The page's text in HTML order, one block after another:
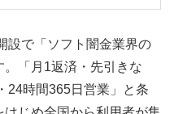
設で「ソフト闇金業界の
「月1返済・先引きな
24時間365日営業」と条